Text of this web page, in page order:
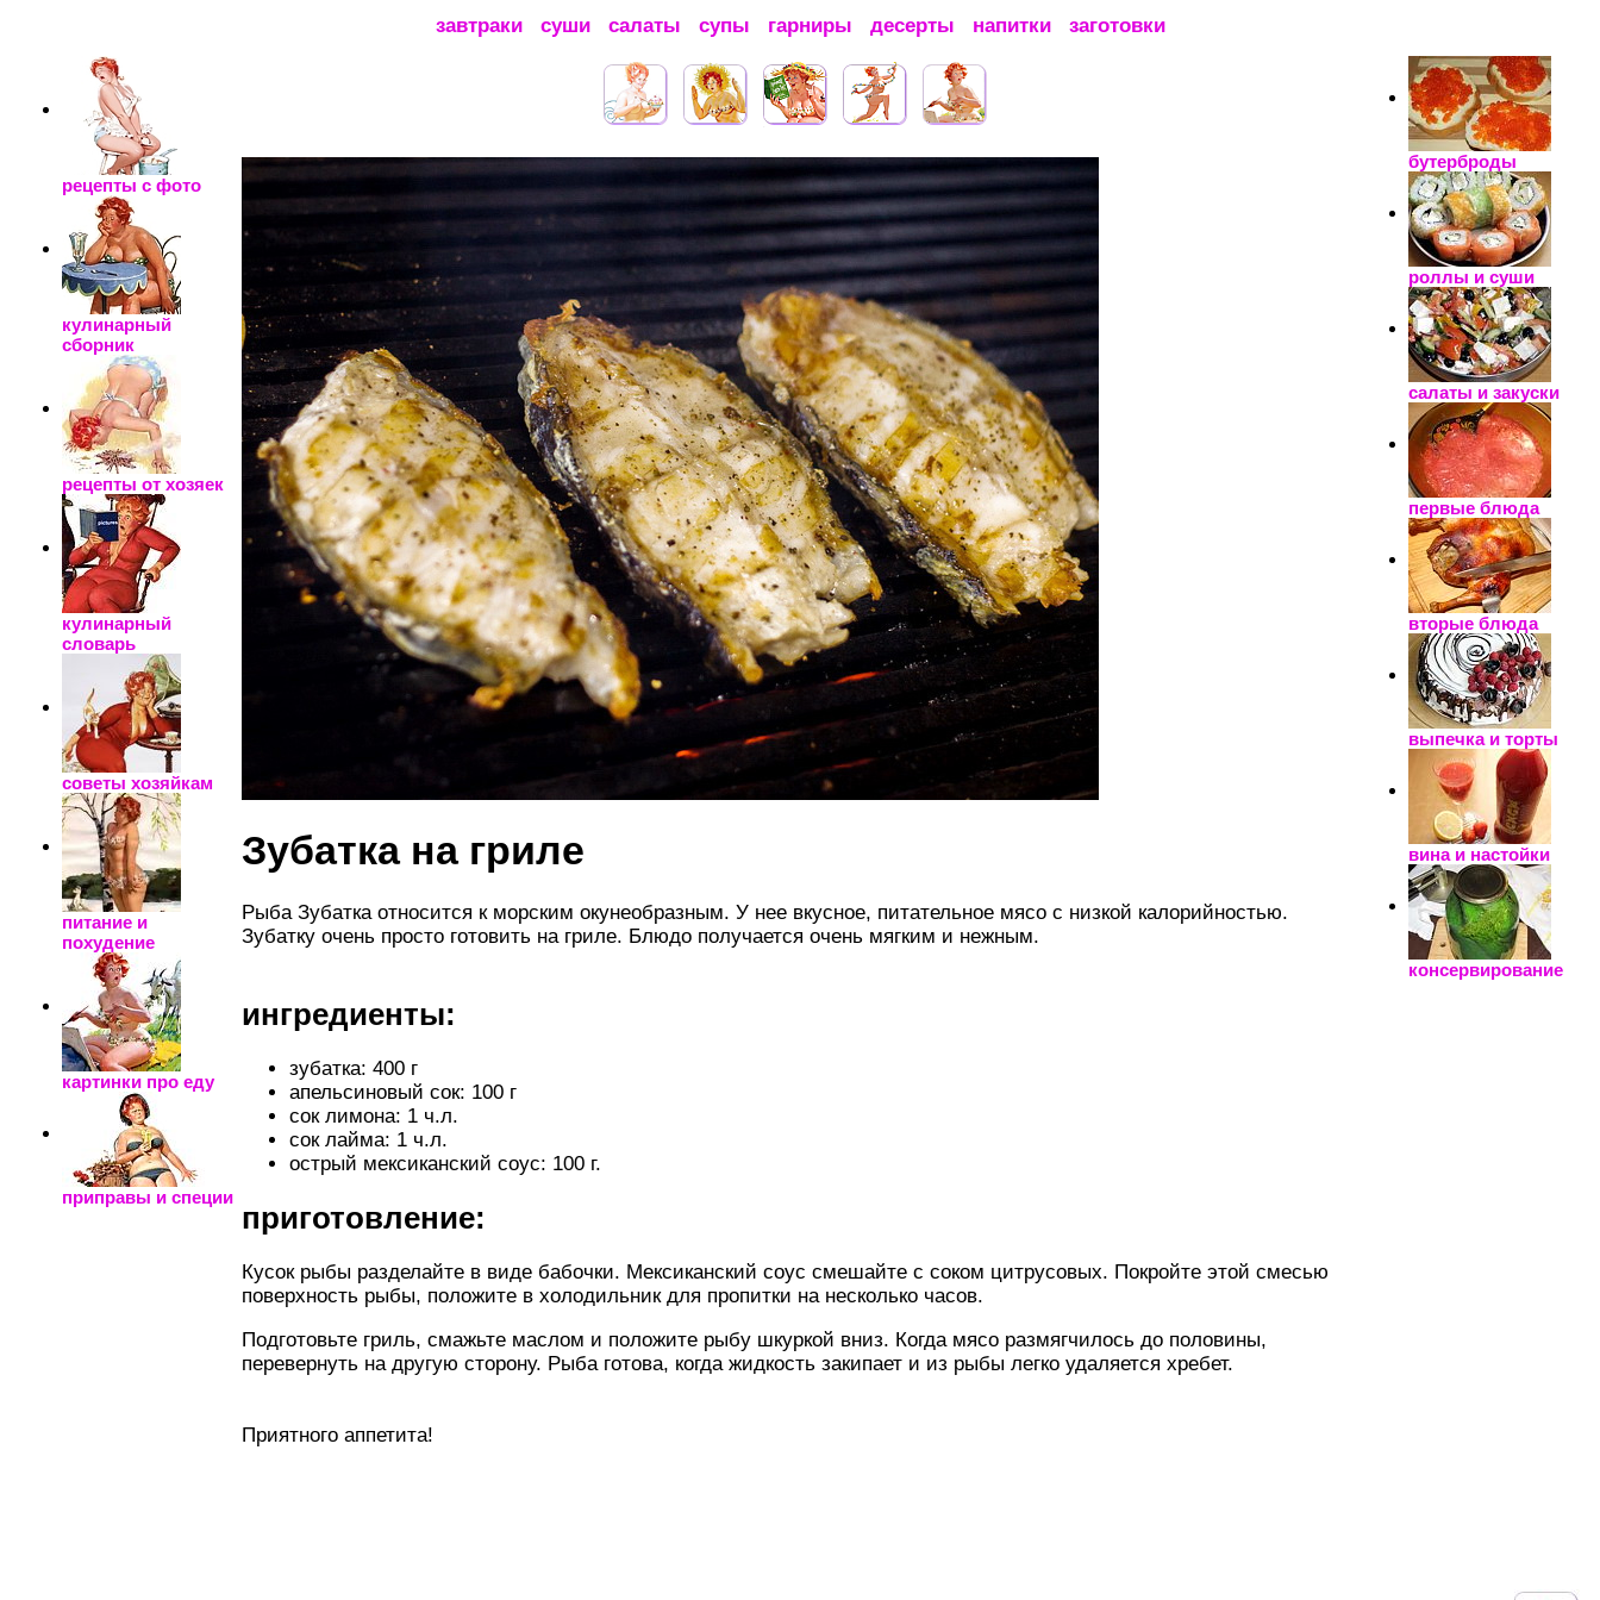
рецепты с фото
кулинарный
сборник
рецепты от хозяек
кулинарный
словарь
советы хозяйкам
питание и
похудение
картинки про еду
приправы и специи
завтраки суши салаты супы гарниры десерты напитки заготовки
Зубатка на гриле
Рыба Зубатка относится к морским окунеобразным. У нее вкусное, питательное мясо с низкой калорийностью.
Зубатку очень просто готовить на гриле. Блюдо получается очень мягким и нежным.
ингредиенты:
зубатка: 400 г
апельсиновый сок: 100 г
сок лимона: 1 ч.л.
сок лайма: 1 ч.л.
острый мексиканский соус: 100 г.
приготовление:
Кусок рыбы разделайте в виде бабочки. Мексиканский соус смешайте с соком цитрусовых. Покройте этой смесью
поверхность рыбы, положите в холодильник для пропитки на несколько часов.
Подготовьте гриль, смажьте маслом и положите рыбу шкуркой вниз. Когда мясо размягчилось до половины,
перевернуть на другую сторону. Рыба готова, когда жидкость закипает и из рыбы легко удаляется хребет.
Приятного аппетита!
бутерброды
роллы и суши
салаты и закуски
первые блюда
вторые блюда
выпечка и торты
вина и настойки
консервирование